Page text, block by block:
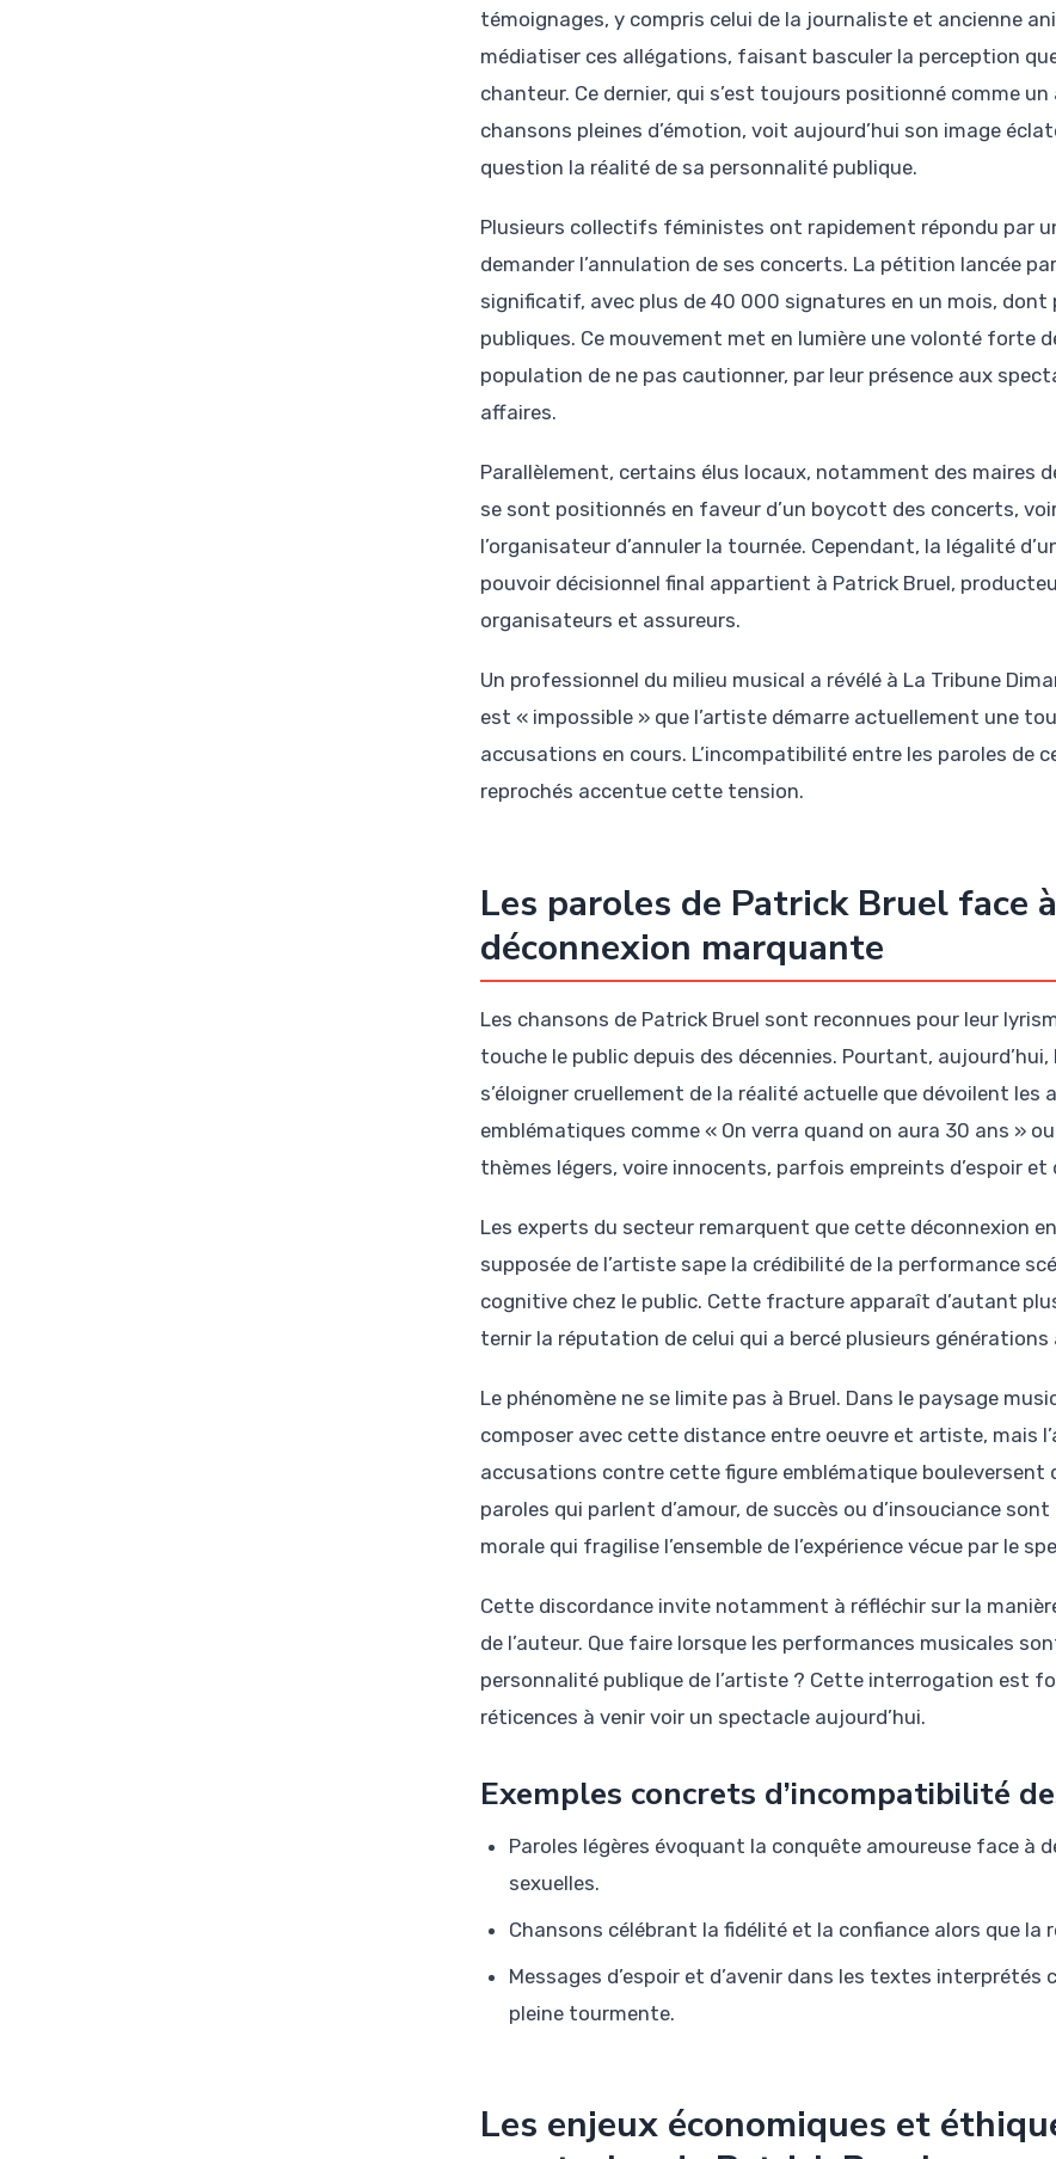
témoignages, y compris celui de la journaliste et ancienne
médiatiser ces allégations, faisant basculer la perception
chanteur. Ce dernier, qui s’est toujours positionné comme
chansons pleines d’émotion, voit aujourd’hui son image
question la réalité de sa personnalité publique.
Plusieurs collectifs féministes ont rapidement répondu par
demander l’annulation de ses concerts. La pétition lancée
significatif, avec plus de 40 000 signatures en un mois,
publiques. Ce mouvement met en lumière une volonté forte
population de ne pas cautionner, par leur présence aux
affaires.
Parallèlement, certains élus locaux, notamment des maires
se sont positionnés en faveur d’un boycott des concerts,
l’organisateur d’annuler la tournée. Cependant, la légalité
pouvoir décisionnel final appartient à Patrick Bruel,
organisateurs et assureurs.
Un professionnel du milieu musical a révélé à La Tribune
est « impossible » que l’artiste démarre actuellement une
accusations en cours. L’incompatibilité entre les paroles de
reprochés accentue cette tension.
Les paroles de Patrick Bruel face
déconnexion marquante
Les chansons de Patrick Bruel sont reconnues pour leur
touche le public depuis des décennies. Pourtant,
s’éloigner cruellement de la réalité actuelle que dévoilent
emblématiques comme « On verra quand on aura 30 ans »
thèmes légers, voire innocents, parfois empreints d’espoir et
Les experts du secteur remarquent que cette déconnexion
supposée de l’artiste sape la crédibilité de la performance
cognitive chez le public. Cette fracture apparaît d’autant
ternir la réputation de celui qui a bercé plusieurs générations
Le phénomène ne se limite pas à Bruel. Dans le paysage
composer avec cette distance entre oeuvre et artiste, mais
accusations contre cette figure emblématique bouleversent
paroles qui parlent d’amour, de succès ou d’insouciance
morale qui fragilise l’ensemble de l’expérience vécue par le
Cette discordance invite notamment à réfléchir sur la
de l’auteur. Que faire lorsque les performances musicales
personnalité publique de l’artiste ? Cette interrogation est
réticences à venir voir un spectacle aujourd’hui.
Exemples concrets d’incompatibilité
Paroles légères évoquant la conquête amoureuse face à
sexuelles.
Chansons célébrant la fidélité et la confiance alors que la
Messages d’espoir et d’avenir dans les textes
pleine tourmente.
Les enjeux économiques et